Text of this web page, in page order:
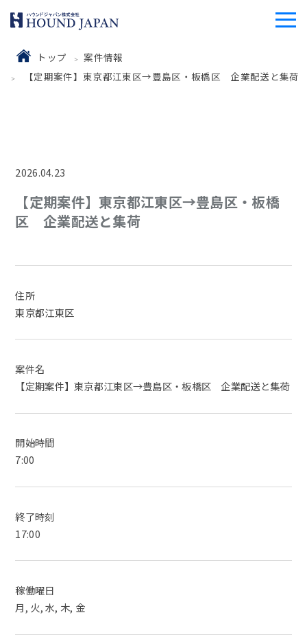
トップ
案件情報
【定期案件】東京都江東区→豊島区・板橋区 企業配送と集荷
2026.04.23
【定期案件】東京都江東区→豊島区・板橋
区 企業配送と集荷
住所
東京都江東区
案件名
【定期案件】東京都江東区→豊島区・板橋区 企業配送と集荷
開始時間
7:00
終了時刻
17:00
稼働曜日
月, 火, 水, 木, 金